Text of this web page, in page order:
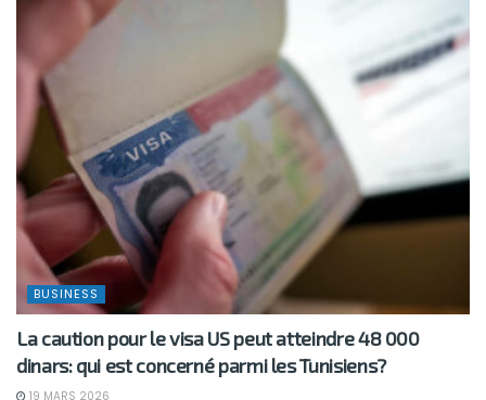
BUSINESS
La caution pour le visa US peut atteindre 48 000
dinars: qui est concerné parmi les Tunisiens?
19 MARS 2026